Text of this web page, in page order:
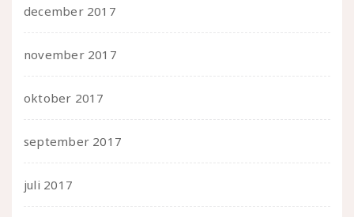
december 2017
november 2017
oktober 2017
september 2017
juli 2017